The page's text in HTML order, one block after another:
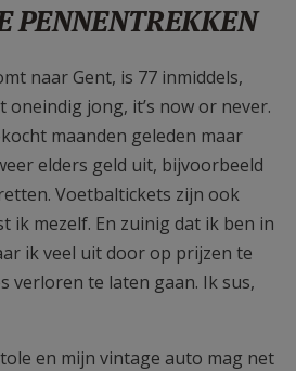
PENNENTREKKEN
naar Gent, is 77 inmiddels,
jong, it’s now or never.
maanden geleden maar
elders geld uit, bijvoorbeeld
Voetbaltickets zijn ook
ik mezelf. En zuinig dat ik ben in
ik veel uit door op prijzen te
verloren te laten gaan. Ik sus,
en mijn vintage auto mag net